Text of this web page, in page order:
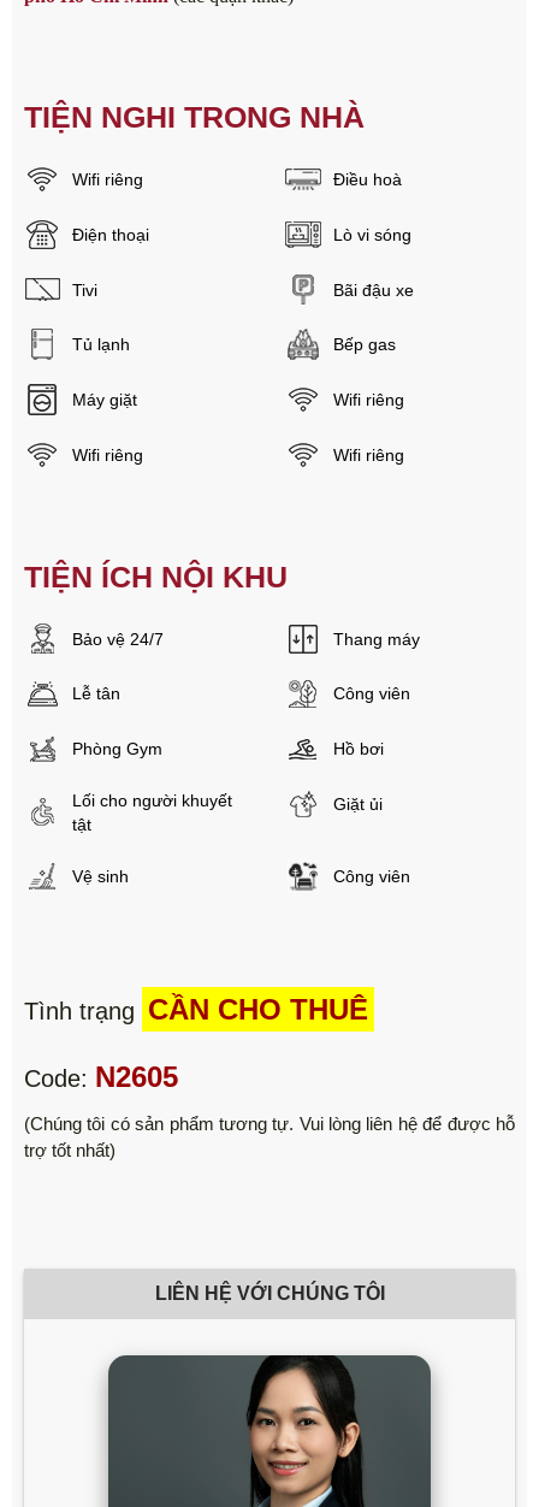
TIỆN NGHI TRONG NHÀ
Wifi riêng Điều hoà
Điện thoại Lò vi sóng
Tivi Bãi đậu xe
Tủ lạnh Bếp gas
Máy giặt Wifi riêng
Wifi riêng Wifi riêng
TIỆN ÍCH NỘI KHU
Bảo vệ 24/7 Thang máy
Lễ tân Công viên
Phòng Gym Hồ bơi
Lối cho người khuyết
tật
Giặt ủi
Vệ sinh Công viên
Tình trạng CẦN CHO THUÊ
Code: N2605
(Chúng tôi có sản phẩm tương tự. Vui lòng liên hệ để được hỗ
trợ tốt nhất)
LIÊN HỆ VỚI CHÚNG TÔI